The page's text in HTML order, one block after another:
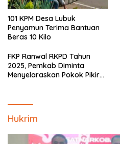
101 KPM Desa Lubuk
Penyamun Terima Bantuan
Beras 10 Kilo
FKP Ranwal RKPD Tahun
2025, Pemkab Diminta
Menyelaraskan Pokok Pikiran
Hukrim